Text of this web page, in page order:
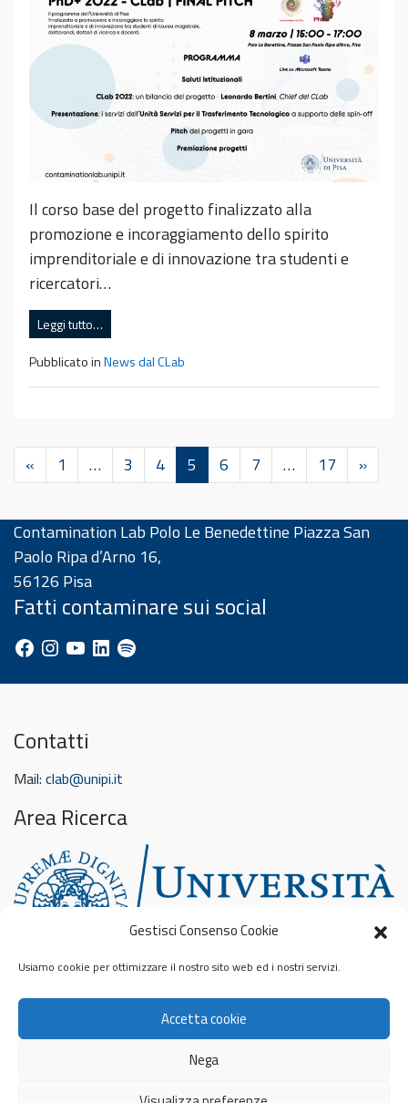
Gestisci Consenso Cookie
Usiamo cookie per ottimizzare il nostro sito web ed i nostri servizi.
Accetta cookie
Nega
Il corso base del progetto finalizzato alla
promozione e incoraggiamento dello spirito
imprenditoriale e di innovazione tra studenti e
ricercatori…
Leggi tutto…
Pubblicato inNews dal CLab
« 1 … 3 4 5 6 7 … 17 »
Contamination Lab Polo Le Benedettine Piazza San
Paolo Ripa d’Arno 16,
56126 Pisa
Fatti contaminare sui social
Facebook
Instagram
YouTube
LinkedInSpotify
Contatti
Mail: clab@unipi.it
Area Ricerca
Privacy & Cookies: This site uses cookies. By continuing to use this
website, you agree to their use.
To find out more, including how to control cookies, see here: